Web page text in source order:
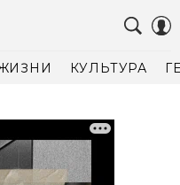
КУЛЬТУРА